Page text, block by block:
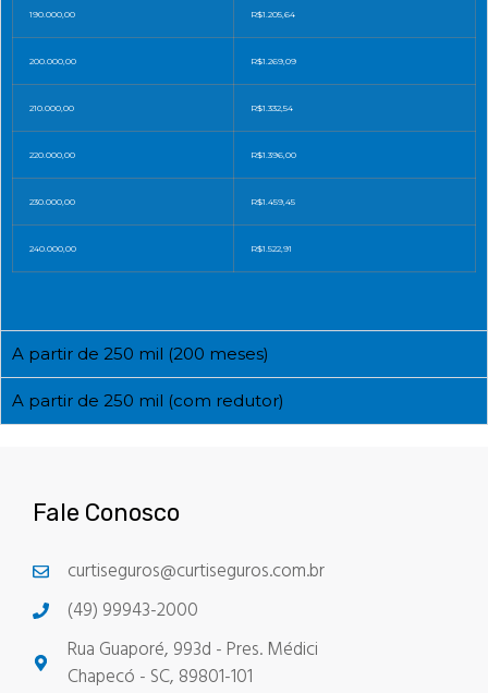
190.000,00 R$1.205,64
200.000,00 R$1.269,09
210.000,00 R$1.332,54
220.000,00 R$1.396,00
230.000,00 R$1.459,45
240.000,00 R$1.522,91
A partir de 250 mil (200 meses)
A partir de 250 mil (com redutor)
Fale Conosco
curtiseguros@curtiseguros.com.br
(49) 99943-2000
Rua Guaporé, 993d - Pres. Médici
Chapecó - SC, 89801-101